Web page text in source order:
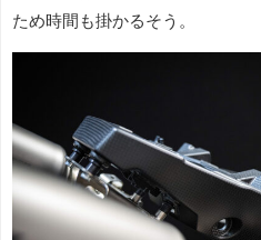
ため時間も掛かるそう。